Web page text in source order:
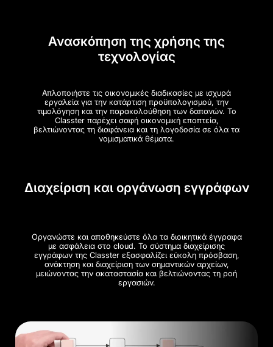
Ανασκόπηση της χρήσης της
τεχνολογίας
Απλοποιήστε τις οικονομικές διαδικασίες με ισχυρά
εργαλεία για την κατάρτιση προϋπολογισμού, την
τιμολόγηση και την παρακολούθηση των δαπανών. Το
Classter παρέχει σαφή οικονομική εποπτεία,
βελτιώνοντας τη διαφάνεια και τη λογοδοσία σε όλα τα
νομισματικά θέματα.
Διαχείριση και οργάνωση εγγράφων
Οργανώστε και αποθηκεύστε όλα τα διοικητικά έγγραφα
με ασφάλεια στο cloud. Το σύστημα διαχείρισης
εγγράφων της Classter εξασφαλίζει εύκολη πρόσβαση,
ανάκτηση και διαχείριση των σημαντικών αρχείων,
μειώνοντας την ακαταστασία και βελτιώνοντας τη ροή
εργασιών.